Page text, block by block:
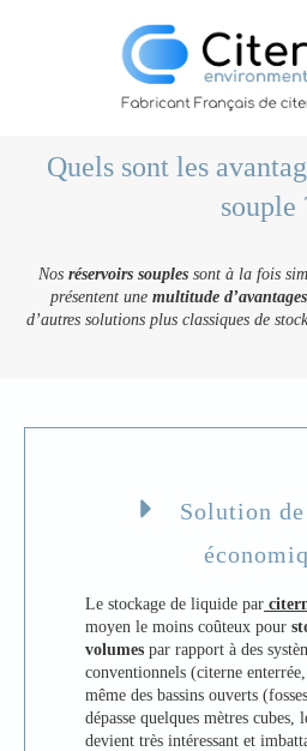
Quels sont les
souple
Nos réservoirs souples sont à la fois
présentent une multitude d’avantages
d’autres solutions plus classiques de
Solution
Le stockage de liquide par
moyen le moins coûteux pour
volumes par rapport à des
conventionnels (citerne
même des bassins ouverts
dépasse quelques mètres
devient très intéressant et